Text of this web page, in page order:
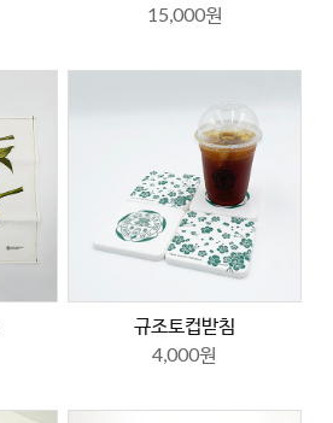
15,000원
규조토컵받침
4,000원